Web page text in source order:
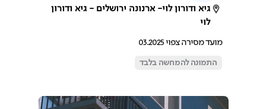
גיא ודורון לוי- ארנונה ירושלים - גיא ודורון
לוי
מועד מסירה צפוי 03.2025
התמונה להמחשה בלבד